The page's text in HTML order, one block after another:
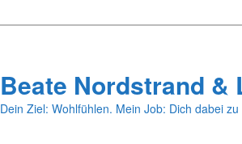
Beate Nordstrand &
Dein Ziel: Wohlfühlen. Mein Job: Dich dabei